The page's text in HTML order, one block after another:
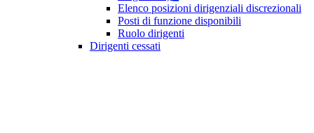
Elenco posizioni dirigenziali discrezionali
Posti di funzione disponibili
Ruolo dirigenti
Dirigenti cessati